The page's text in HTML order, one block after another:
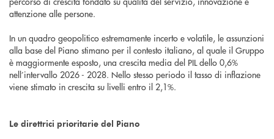
attenzione alle persone.
In un quadro geopolitico estremamente incerto e volatile, le assunzioni
alla base del Piano stimano per il contesto italiano, al quale il Gruppo
è maggiormente esposto, una crescita media del PIL dello 0,6%
nell’intervallo 2026 - 2028. Nello stesso periodo il tasso di inflazione
viene stimato in crescita su livelli entro il 2,1%.
Le direttrici prioritarie del Piano